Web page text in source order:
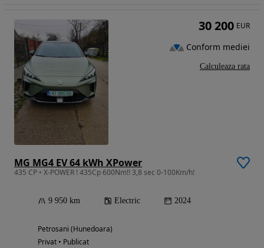
MG MG4 EV 64 kWh XPower
435 CP • X-POWER ! 435Cp 600Nm!! 3,8 sec 0-100Km/h!
9 950 km Electric 2024
Petrosani (Hunedoara)
Privat • Publicat
30 200 EUR
Conform mediei
Calculeaza rata